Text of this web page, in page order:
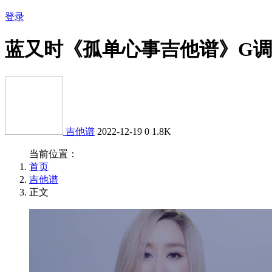
登录
蓝又时《孤单心事吉他谱》G
吉他谱 2022-12-19 0 1.8K
当前位置：
首页
吉他谱
正文